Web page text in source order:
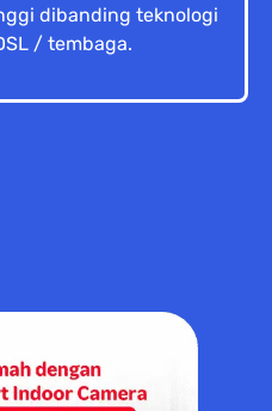
dibanding teknologi
/ tembaga.